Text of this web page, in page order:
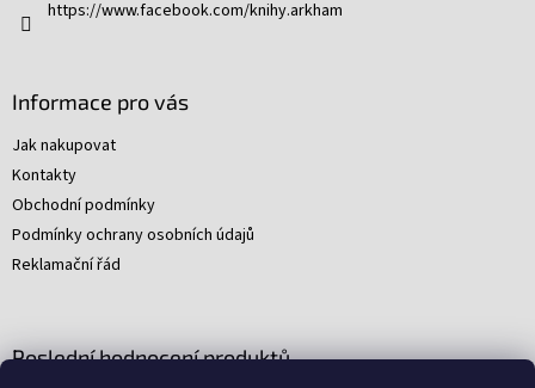
https://www.facebook.com/knihy.arkham
Informace pro vás
Jak nakupovat
Kontakty
Obchodní podmínky
Podmínky ochrany osobních údajů
Reklamační řád
Poslední hodnocení produktů